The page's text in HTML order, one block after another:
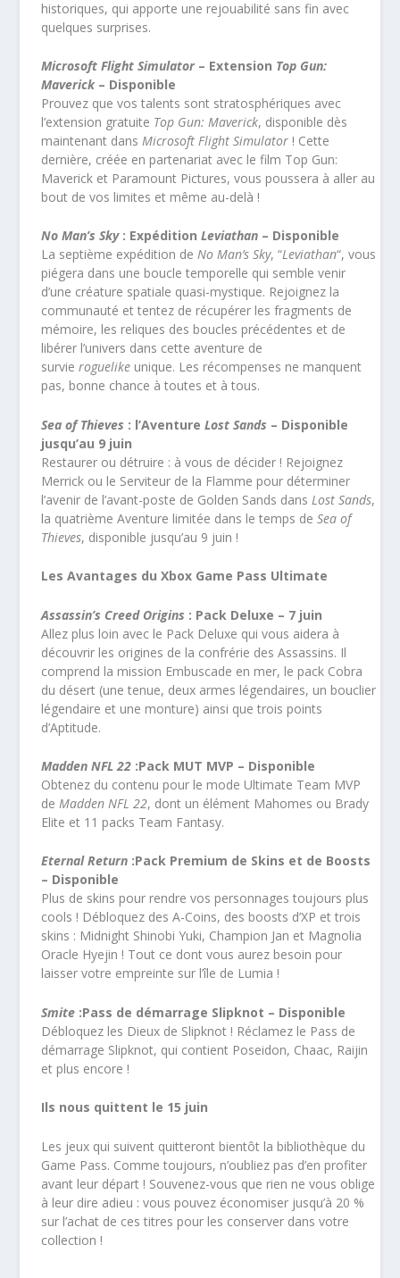
historiques, qui apporte une rejouabilité sans fin avec
quelques surprises.
Microsoft Flight Simulator– Extension Top Gun:
Maverick – Disponible
Prouvez que vos talents sont stratosphériques avec
l’extension gratuite Top Gun: Maverick, disponible dès
maintenant dansMicrosoft Flight Simulator ! Cette
dernière, créée en partenariat avec le film Top Gun:
Maverick et Paramount Pictures, vous poussera à aller au
bout de vos limites et même au-delà !
No Man’s Sky : ExpéditionLeviathan – Disponible
La septième expédition deNo Man’s Sky, “Leviathan“, vous
piégera dans une boucle temporelle qui semble venir
d’une créature spatiale quasi-mystique. Rejoignez la
communauté et tentez de récupérer les fragments de
mémoire, les reliques des boucles précédentes et de
libérer l’univers dans cette aventure de
survieroguelike unique. Les récompenses ne manquent
pas, bonne chance à toutes et à tous.
Sea of Thieves : l’AventureLost Sands – Disponible
jusqu’au 9 juin
Restaurer ou détruire : à vous de décider ! Rejoignez
Merrick ou le Serviteur de la Flamme pour déterminer
l’avenir de l’avant-poste de Golden Sands dansLost Sands,
la quatrième Aventure limitée dans le temps deSea of
Thieves, disponible jusqu’au 9 juin !
Les Avantages du Xbox Game Pass Ultimate
Assassin’s Creed Origins : Pack Deluxe – 7 juin
Allez plus loin avec le Pack Deluxe qui vous aidera à
découvrir les origines de la confrérie des Assassins. Il
comprend la mission Embuscade en mer, le pack Cobra
du désert (une tenue, deux armes légendaires, un bouclier
légendaire et une monture) ainsi que trois points
d’Aptitude.
Madden NFL 22 :Pack MUT MVP – Disponible
Obtenez du contenu pour le mode Ultimate Team MVP
deMadden NFL 22, dont un élément Mahomes ou Brady
Elite et 11 packs Team Fantasy.
Eternal Return :Pack Premium de Skins et de Boosts
– Disponible
Plus de skins pour rendre vos personnages toujours plus
cools ! Débloquez des A-Coins, des boosts d’XP et trois
skins : Midnight Shinobi Yuki, Champion Jan et Magnolia
Oracle Hyejin ! Tout ce dont vous aurez besoin pour
laisser votre empreinte sur l’île de Lumia !
Smite :Pass de démarrage Slipknot – Disponible
Débloquez les Dieux de Slipknot ! Réclamez le Pass de
démarrage Slipknot, qui contient Poseidon, Chaac, Raijin
et plus encore !
Ils nous quittent le 15 juin
Les jeux qui suivent quitteront bientôt la bibliothèque du
Game Pass. Comme toujours, n’oubliez pas d’en profiter
avant leur départ ! Souvenez-vous que rien ne vous oblige
à leur dire adieu : vous pouvez économiser jusqu’à 20 %
sur l’achat de ces titres pour les conserver dans votre
collection !